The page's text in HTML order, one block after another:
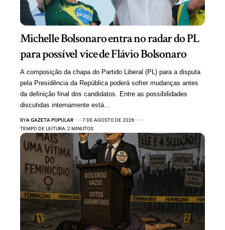
Michelle Bolsonaro entra no radar do PL
para possível vice de Flávio Bolsonaro
A composição da chapa do Partido Liberal (PL) para a disputa
pela Presidência da República poderá sofrer mudanças antes
da definição final dos candidatos. Entre as possibilidades
discutidas internamente está…
BYA GAZETA POPULAR
7 DE AGOSTO DE 2026
TEMPO DE LEITURA: 2 MINUTOS